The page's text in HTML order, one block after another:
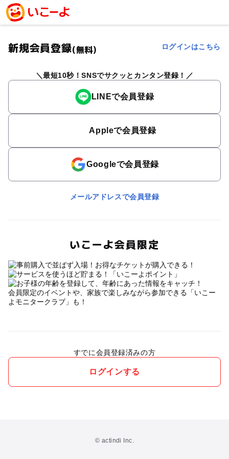
新規会員登録(無料) ログインはこちら
最短10秒！SNSでサクッとカンタン登録！
LINEで会員登録
Appleで会員登録
Googleで会員登録
メールアドレスで会員登録
いこーよ会員限定
会員限定のイベントや、家族で楽しみながら参加できる「いこー
よモニタークラブ」も！
すでに会員登録済みの方
ログインする
© actindi Inc.